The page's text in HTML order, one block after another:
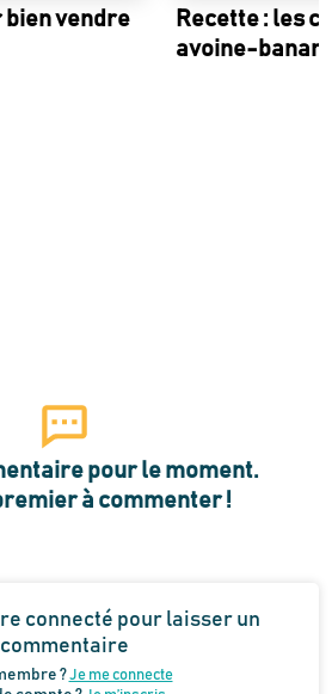
bien vendre
Recette : les
avoine-
pour le moment.
à commenter !
connecté pour laisser un
commentaire
?Je me connecte